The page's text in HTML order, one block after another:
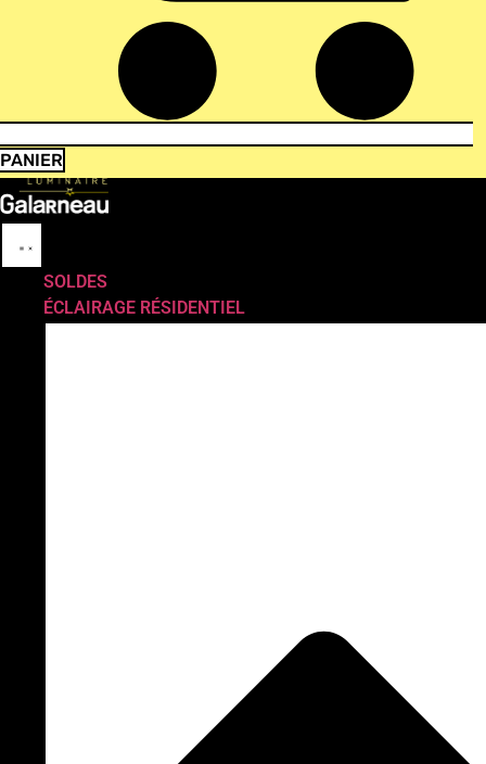
PANIER
SOLDES
ÉCLAIRAGE RÉSIDENTIEL